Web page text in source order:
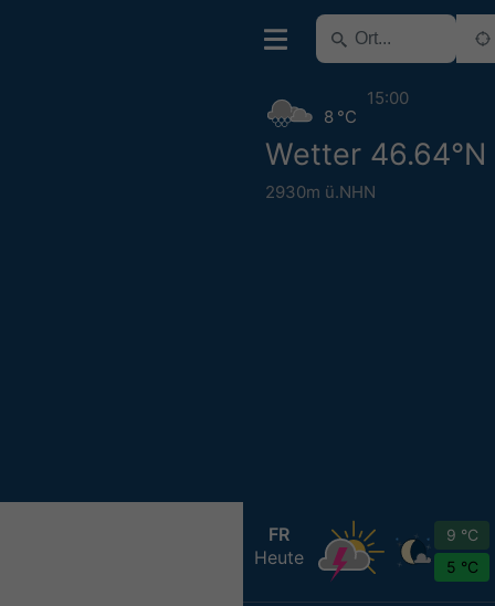
Wetter 46.64°N
2930m ü.NHN
8 °C
15:00
FR
Heute
9 °C
5 °C